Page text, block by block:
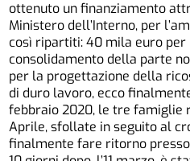
ottenuto un finanziamento
Ministero dell’Interno, per
così ripartiti: 40 mila euro
consolidamento della parte
per la progettazione della
di duro lavoro, ecco
febbraio 2020, le tre famiglie
Aprile, sfollate in seguito al
finalmente fare ritorno